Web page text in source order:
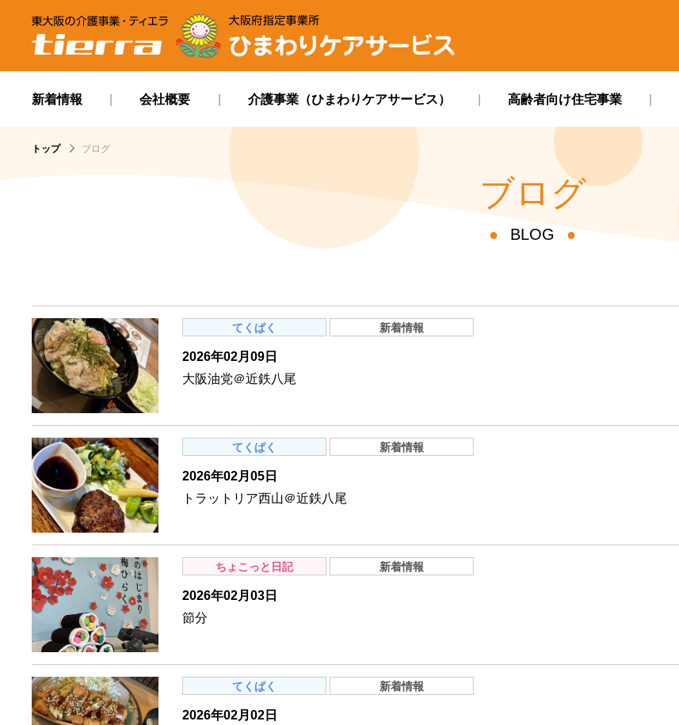
新着情報 会社概要 介護事業（ひまわりケアサービス） 高齢者向け住宅事業
トップ ブログ
ブログ
BLOG
てくぱく 新着情報
2026年02月09日
大阪油党＠近鉄八尾
てくぱく 新着情報
2026年02月05日
トラットリア西山＠近鉄八尾
ちょこっと日記 新着情報
2026年02月03日
節分
てくぱく 新着情報
2026年02月02日